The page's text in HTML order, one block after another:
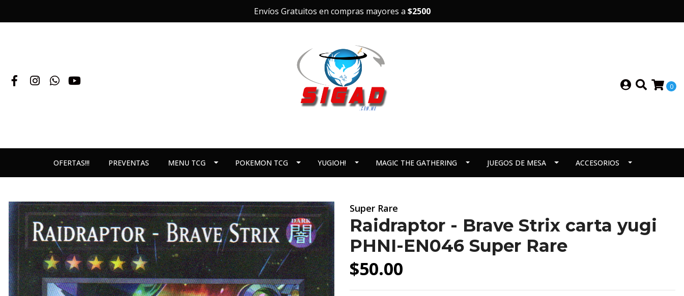
Envíos Gratuitos en compras mayores a $2500
0
OFERTAS!!! PREVENTAS MENU TCG POKEMON TCG YUGIOH! MAGIC THE GATHERING JUEGOS DE MESA ACCESORIOS
Super Rare
Raidraptor - Brave Strix carta yugi
PHNI-EN046 Super Rare
$50.00